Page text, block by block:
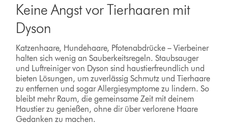
Keine Angst vor Tierhaaren mit
Dyson
Katzenhaare, Hundehaare, Pfotenabdrücke – Vierbeiner
halten sich wenig an Sauberkeitsregeln. Staubsauger
und Luftreiniger von Dyson sind haustierfreundlich und
bieten Lösungen, um zuverlässig Schmutz und Tierhaare
zu entfernen und sogar Allergiesymptome zu lindern. So
bleibt mehr Raum, die gemeinsame Zeit mit deinem
Haustier zu genießen, ohne dir über verlorene Haare
Gedanken zu machen.